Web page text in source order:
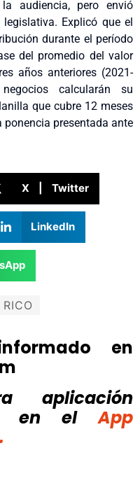
audiencia, pero envió
legislativa. Explicó que el
durante el período
del promedio del valor
años anteriores (2021-
calcularán su
que cubre 12 meses
ponencia presentada ante
X | Twitter
LinkedIn
en
aplicación
en el
App